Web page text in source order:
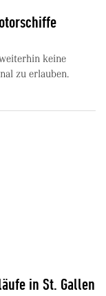
keine
zu erlauben.
in St. Gallen